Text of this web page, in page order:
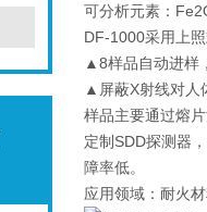
可分析元素：
DF-1000采用上
▲8样品自动进样
▲屏蔽X射线对人
样品主要通过熔
定制SDD探测器
障率低。
应用领域：耐火